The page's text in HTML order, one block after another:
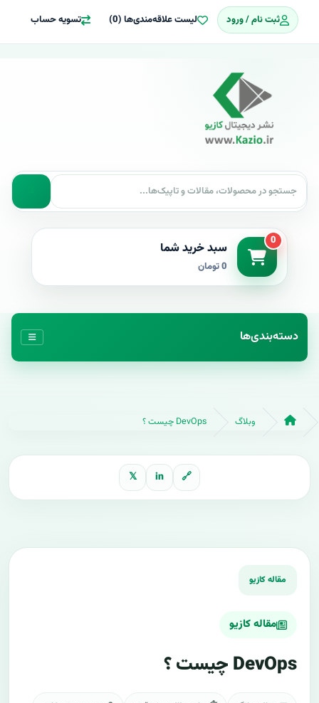
ثبت نام / ورود لیست علاقه‌مندی‌ها (0) تسویه حساب
0 سبد خرید شما
0 تومان
دسته‌بندی‌ها
وبلاگ DevOps چیست ؟
مقاله کازیو
DevOps چیست ؟
🔗
in
𝕏